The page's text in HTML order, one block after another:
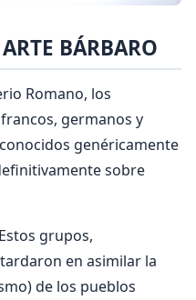
BÁRBARO
Romano, los
germanos y
genéricamente
sobre
grupos,
en asimilar la
de los pueblos